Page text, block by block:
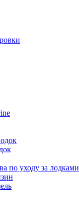
по уходу за лодками